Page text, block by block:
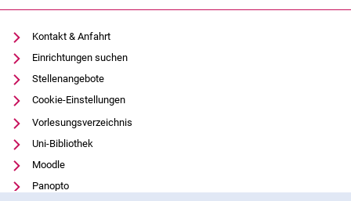
Kontakt & Anfahrt
Einrichtungen suchen
Stellenangebote
Cookie-Einstellungen
Vorlesungsverzeichnis
Uni-Bibliothek
Moodle
Panopto